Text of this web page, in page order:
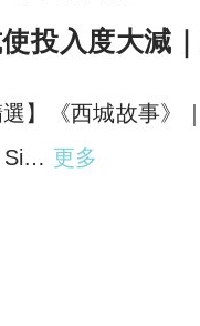
投入度大減
選】《西城故事》
Si… 更多